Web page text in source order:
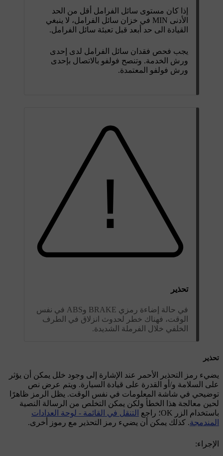
إذا كان مستوى سائل الفرامل أقل من الحد
الأدنى MIN في خزان سائل الفرامل، لا ينبغي
القيادة الى حد أبعد قبل تعبئة سائل الفرامل.
يجب فحص فقدان سائل الفرامل لدى إحدى
ورش الخدمة. وتنصح فولفو بالاتصال بإحدى
ورش فولفو المعتمدة.
تحذير
في حالة إضاءة رمزي BRAKE وABS في نفس
الوقت، فهناك خطر لحدوث انزلاق في الطرف
الخلفي خلال الفرملة الشديدة.
تحذير
يضيء رمز التحذير الأحمر عند الإشارة إلى وجود خلل يمكن أن يؤثر
على السلامة و/أو القدرة على قيادة السيارة. ويتم عرض نص
توضيحي في شاشة المعلومات في نفس الوقت. يظل الرمز ظاهرًا
لحين معالجة هذا الخطأ ولكن يمكن التخلص من الرسالة النصية
باستخدام الزر
OK؛ راجع
التنقل في القائمة - لوحة العدادات
المندمجة. كذلك يمكن أن يضيء رمز التحذير مع رموز أخرى.
الإجراء: